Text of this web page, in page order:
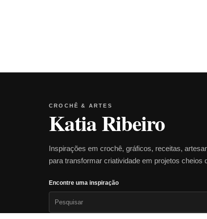
CROCHÊ & ARTES
Katia Ribeiro
Inspirações em crochê, gráficos, receitas,
para transformar criatividade em projetos cheios
Encontre uma inspiração